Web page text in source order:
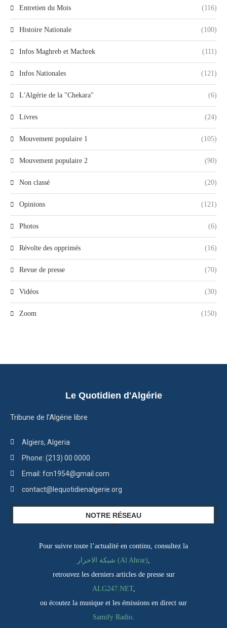
Entretien du Mois (116)
Histoire Nationale (100)
Infos Maghreb et Machrek (111)
Infos Nationales (121)
L'Algérie de la "Chekara" (6)
Livres (24)
Mouvement populaire 1 (105)
Mouvement populaire 2 (90)
Non classé (20)
Opinions (121)
Photos (6)
Révolte des opprimés (16)
Revue de presse (70)
Vidéos (30)
Zoom (150)
Le Quotidien d'Algérie
Tribune de l’Algérie libre
Algiers, Algeria
Phone: (213) 00 0000
Email: fcn1954@gmail.com
contact@lequotidienalgerie.org
NOTRE RÉSEAU
Pour suivre toute l’actualité en continu, consultez la
شبكة الاحرار (Al Ahrar),
retrouvez les derniers articles de presse sur
ALG247.NET,
ou écoutez la musique et les émissions en direct sur
Samify Radio.